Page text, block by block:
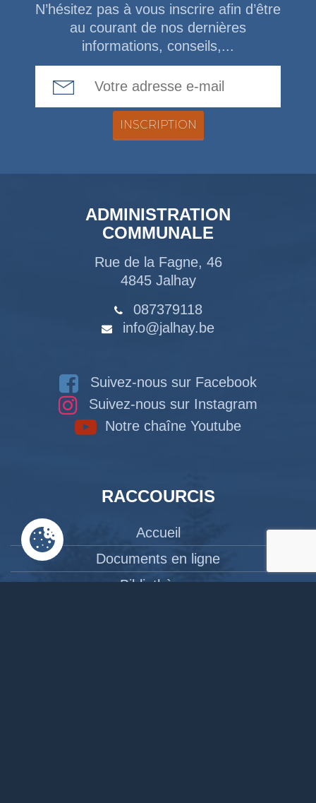
N’hésitez pas à vous inscrire afin d’être
au courant de nos dernières
informations, conseils,...
ADMINISTRATION
COMMUNALE
Rue de la Fagne, 46
4845 Jalhay
087379118
info@jalhay.be
Suivez-nous sur Facebook
Suivez-nous sur Instagram
Notre chaîne Youtube
RACCOURCIS
Accueil
Documents en ligne
Bibliothèque